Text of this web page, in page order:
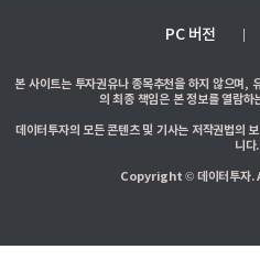
PC 버전
본 사이트는 투자권유나 종목추천을 하지 않으며,
의 최종 책임은 본 정보를 열람하
데이터투자의 모든 콘텐츠 및 기사는 저작권법의
니다.
Copyright © 데이터투